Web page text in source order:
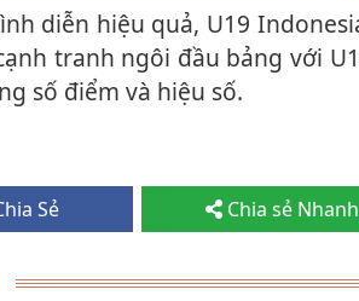
tranh ngôi đầu bảng với
số điểm và hiệu số.
Sẻ Chia sẻ Nhanh